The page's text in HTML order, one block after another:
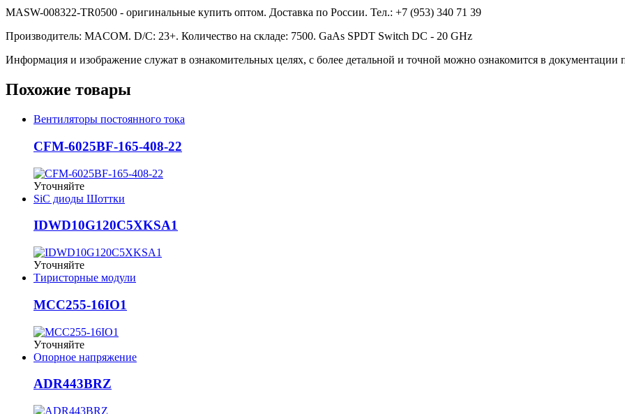
MASW-008322-TR0500 - оригинальные купить оптом. Доставка по России. Тел.: +7 (953) 340 71 39
Производитель: MACOM. D/C: 23+. Количество на складе: 7500. GaAs SPDT Switch DC - 20 GHz
Информация и изображение служат в ознакомительных целях, с более детальной и точной можно ознакомится в документации
Похожие товары
Вентиляторы постоянного тока
CFM-6025BF-165-408-22
Уточняйте
SiC диоды Шоттки
IDWD10G120C5XKSA1
Уточняйте
Тиристорные модули
MCC255-16IO1
Уточняйте
Опорное напряжение
ADR443BRZ